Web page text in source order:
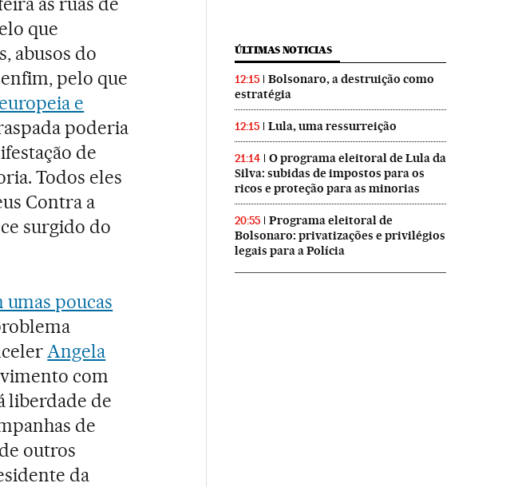
que
abusos do
pelo que
e
poderia
de
Todos eles
Contra a
surgido do
poucas
Angela
com
liberdade de
de
outros
da
ÚLTIMAS NOTICIAS
12:15
Bolsonaro, a destruição como
estratégia
12:15 Lula, uma ressurreição
21:14
O programa eleitoral de Lula da
Silva: subidas de impostos para os
ricos e proteção para as minorias
20:55
Programa eleitoral de
Bolsonaro: privatizações e privilégios
legais para a Polícia